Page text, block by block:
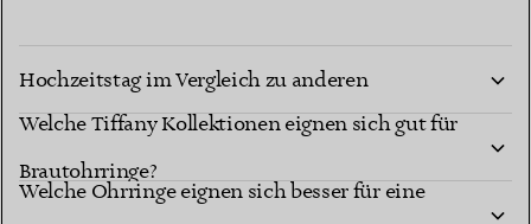
Hochzeitstag im Vergleich zu anderen
Brautveranstaltungen aus?
Welche Tiffany Kollektionen eignen sich gut für
Brautohrringe?
Welche Ohrringe eignen sich besser für eine